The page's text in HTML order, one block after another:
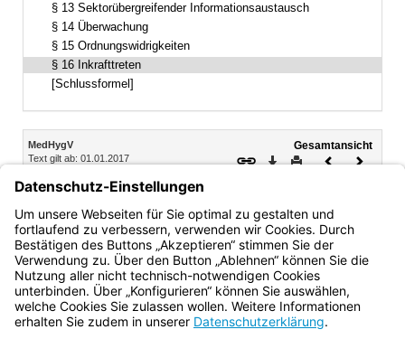
§ 13 Sektorübergreifender Informationsaustausch
§ 14 Überwachung
§ 15 Ordnungswidrigkeiten
§ 16 Inkrafttreten
[Schlussformel]
Inhalt
MedHygV
Text gilt ab: 01.01.2017
Gesamtansicht
Download
DruckenVorheriges
§ 16 Inkrafttreten
Diese Verordnung tritt am 1. Januar 2011 in Kraft.
Bayern.de
BayernPortal